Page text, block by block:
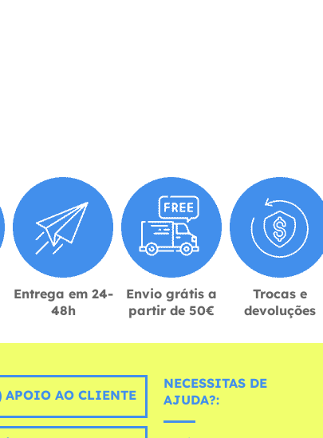
Entrega em 24-
48h
Envio grátis a
partir de 50€
Trocas e
devoluções
APOIO AO CLIENTE
NECESSITAS DE
AJUDA?: